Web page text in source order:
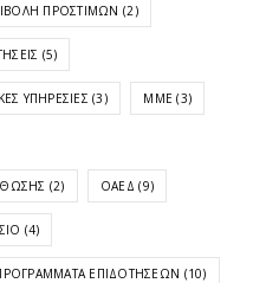
ΠΡΟΣΤΊΜΩΝ (2)
(5)
ΥΠΗΡΕΣΊΕΣ (3) ΜΜΕ (3)
(2) ΟΑΕΔ (9)
(4)
ΕΠΙΔΟΤΉΣΕΩΝ (10)